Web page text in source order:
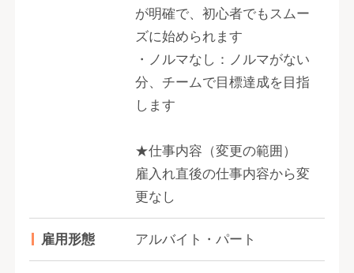
が明確で、初心者でもスムー
ズに始められます
・ノルマなし：ノルマがない
分、チームで目標達成を目指
します
★仕事内容（変更の範囲）
雇入れ直後の仕事内容から変
更なし
雇用形態 アルバイト・パート